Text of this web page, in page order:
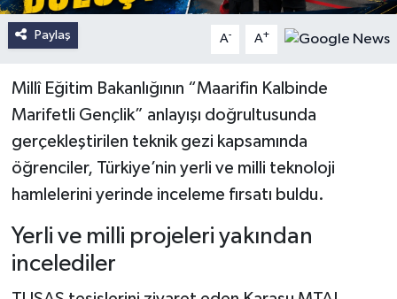
Paylaş A- A+
Millî Eğitim Bakanlığının “Maarifin Kalbinde
Marifetli Gençlik” anlayışı doğrultusunda
gerçekleştirilen teknik gezi kapsamında
öğrenciler, Türkiye’nin yerli ve milli teknoloji
hamlelerini yerinde inceleme fırsatı buldu.
Yerli ve milli projeleri yakından
incelediler